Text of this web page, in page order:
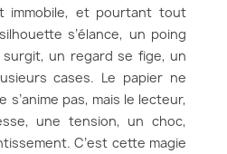
immobile, et pourtant tout
s’élance, un poing
surgit, un regard se fige, un
cases. Le papier ne
s’anime pas, mais le lecteur,
une tension, un choc,
C’est cette magie